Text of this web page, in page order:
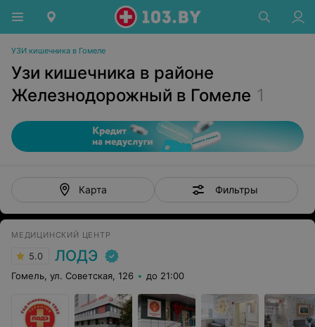
УЗИ кишечника в Гомеле
Узи кишечника в районе
Железнодорожный в Гомеле 1
Карта Фильтры
МЕДИЦИНСКИЙ ЦЕНТР
5.0 ЛОДЭ
Гомель, ул. Советская, 126 до 21:00